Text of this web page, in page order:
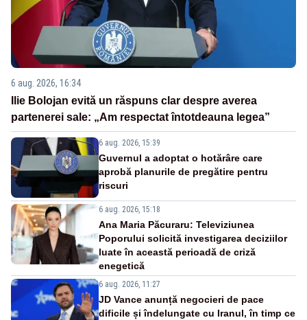
6 aug. 2026, 16:34
Ilie Bolojan evită un răspuns clar despre averea
partenerei sale: „Am respectat întotdeauna legea”
6 aug. 2026, 15:39
Guvernul a adoptat o hotărâre care
aprobă planurile de pregătire pentru
riscuri
6 aug. 2026, 15:18
Ana Maria Păcuraru: Televiziunea
Poporului solicită investigarea deciziilor
luate în această perioadă de criză
enegetică
6 aug. 2026, 11:27
JD Vance anunță negocieri de pace
dificile și îndelungate cu Iranul, în timp ce